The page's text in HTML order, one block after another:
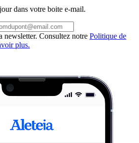
dans votre boite e-mail.
newsletter. Consultez notre Politique de
plus.